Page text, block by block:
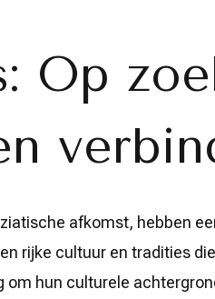
Op
afkomst, hebben
rijke cultuur en tradities
om hun culturele